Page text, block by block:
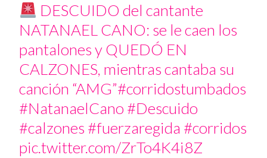
DESCUIDO del cantante
NATANAEL CANO: se le caen los
pantalones y QUEDÓ EN
CALZONES, mientras cantaba su
canción “AMG”#corridostumbados
#NatanaelCano #Descuido
#calzones #fuerzaregida #corridos
pic.twitter.com/ZrTo4K4i8Z